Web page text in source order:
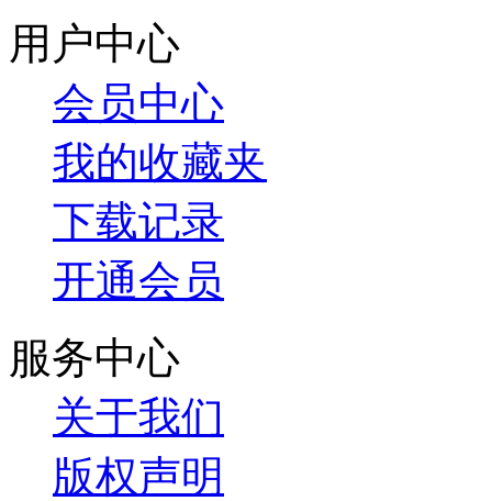
用户中心
会员中心
我的收藏夹
下载记录
开通会员
服务中心
关于我们
版权声明